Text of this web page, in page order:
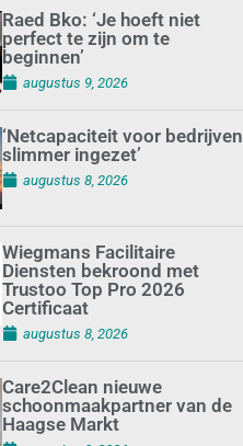
Raed Bko: ‘Je hoeft niet
perfect te zijn om te
beginnen’
augustus 9, 2026
‘Netcapaciteit voor bedrijven
slimmer ingezet’
augustus 8, 2026
Wiegmans Facilitaire
Diensten bekroond met
Trustoo Top Pro 2026
Certificaat
augustus 8, 2026
Care2Clean nieuwe
schoonmaakpartner van de
Haagse Markt